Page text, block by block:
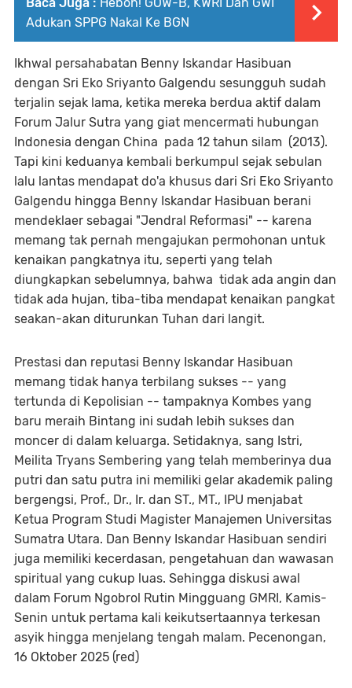
Adukan SPPG Nakal Ke BGN
Ikhwal persahabatan Benny Iskandar Hasibuan
dengan Sri Eko Sriyanto Galgendu sesungguh sudah
terjalin sejak lama, ketika mereka berdua aktif dalam
Forum Jalur Sutra yang giat mencermati hubungan
Indonesia dengan China pada 12 tahun silam (2013).
Tapi kini keduanya kembali berkumpul sejak sebulan
lalu lantas mendapat do'a khusus dari Sri Eko Sriyanto
Galgendu hingga Benny Iskandar Hasibuan berani
mendeklaer sebagai "Jendral Reformasi" -- karena
memang tak pernah mengajukan permohonan untuk
kenaikan pangkatnya itu, seperti yang telah
diungkapkan sebelumnya, bahwa tidak ada angin dan
tidak ada hujan, tiba-tiba mendapat kenaikan pangkat
seakan-akan diturunkan Tuhan dari langit.
Prestasi dan reputasi Benny Iskandar Hasibuan
memang tidak hanya terbilang sukses -- yang
tertunda di Kepolisian -- tampaknya Kombes yang
baru meraih Bintang ini sudah lebih sukses dan
moncer di dalam keluarga. Setidaknya, sang Istri,
Meilita Tryans Sembering yang telah memberinya dua
putri dan satu putra ini memiliki gelar akademik paling
bergengsi, Prof., Dr., Ir. dan ST., MT., IPU menjabat
Ketua Program Studi Magister Manajemen Universitas
Sumatra Utara. Dan Benny Iskandar Hasibuan sendiri
juga memiliki kecerdasan, pengetahuan dan wawasan
spiritual yang cukup luas. Sehingga diskusi awal
dalam Forum Ngobrol Rutin Mingguang GMRI, Kamis-
Senin untuk pertama kali keikutsertaannya terkesan
asyik hingga menjelang tengah malam. Pecenongan,
16 Oktober 2025 (red)